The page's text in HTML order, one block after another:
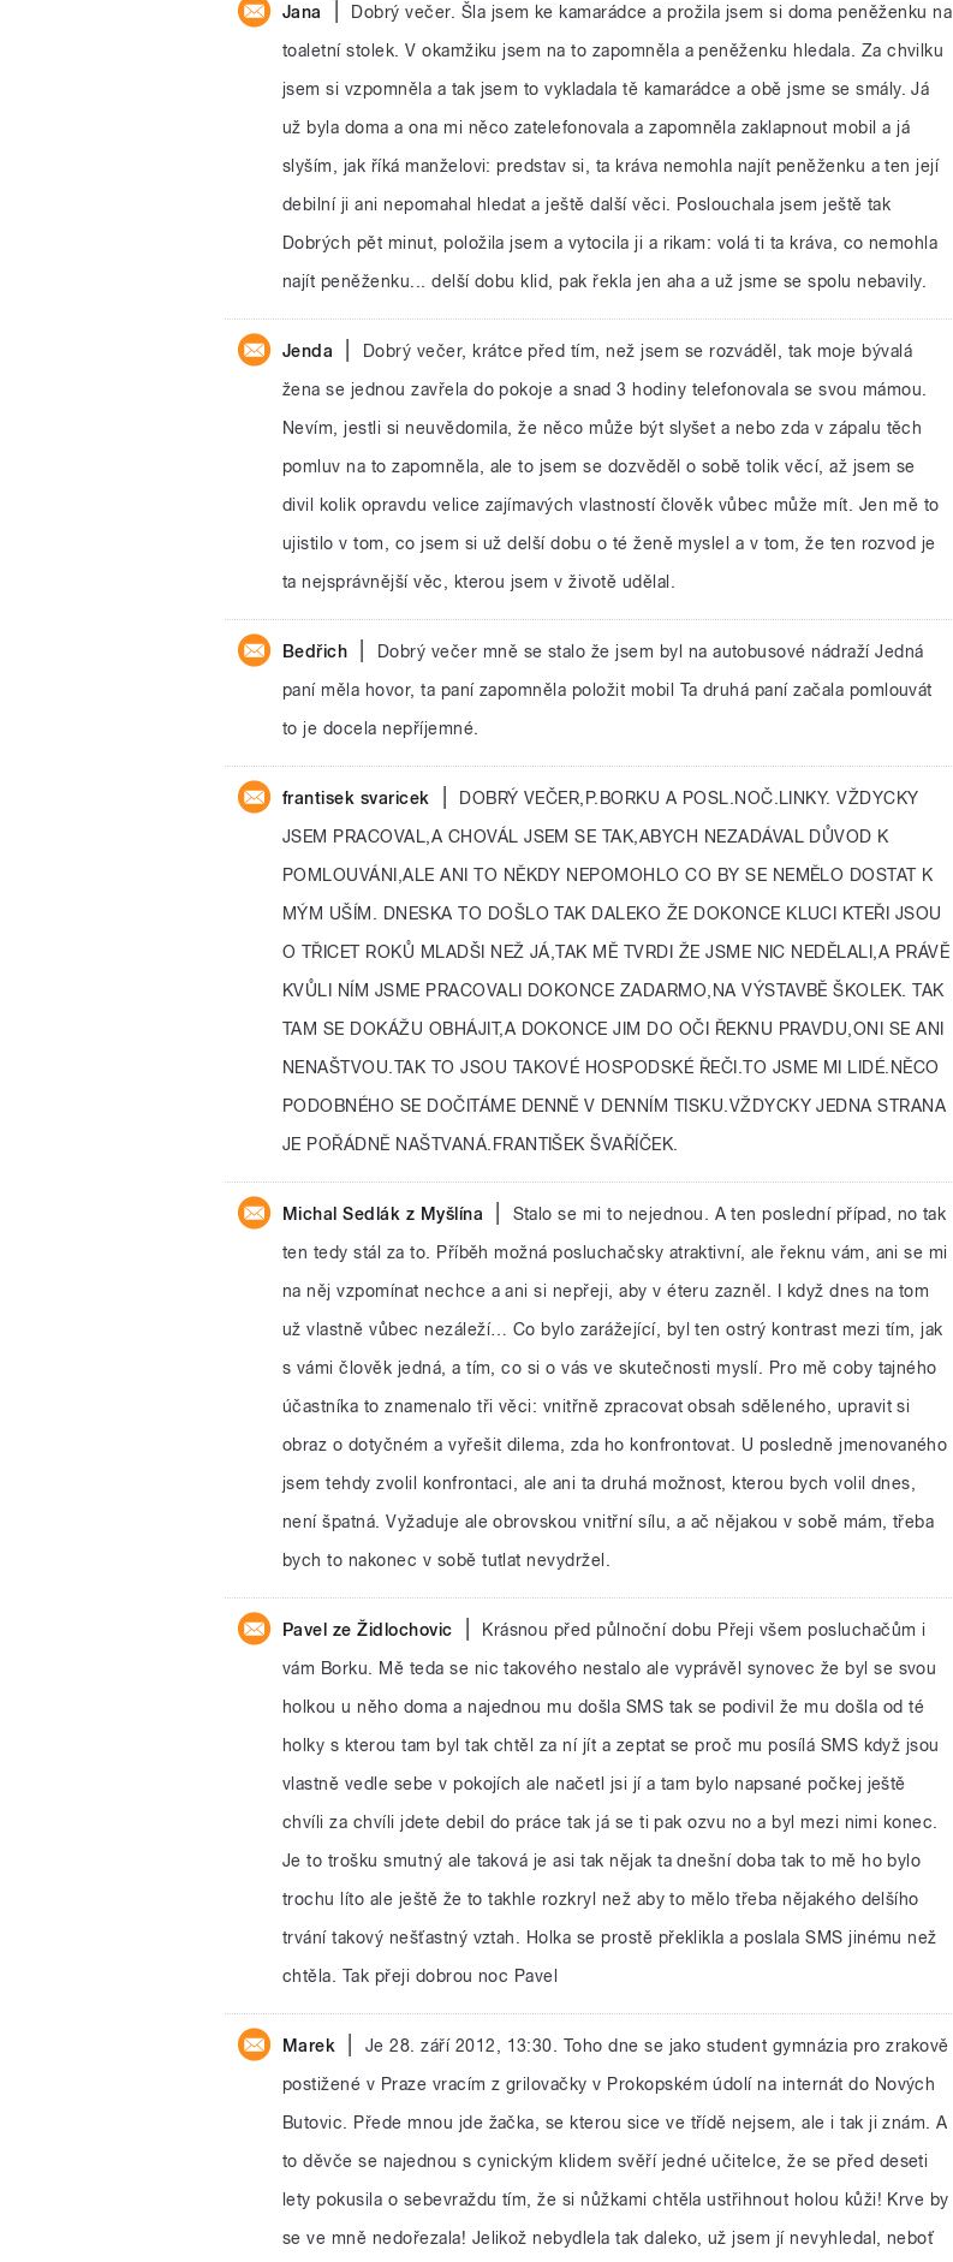
Jana
Dobrý večer. Šla jsem ke kamarádce a prožila jsem si doma peněženku na
toaletní stolek. V okamžiku jsem na to zapomněla a peněženku hledala. Za chvilku
jsem si vzpomněla a tak jsem to vykladala tě kamarádce a obě jsme se smály. Já
už byla doma a ona mi něco zatelefonovala a zapomněla zaklapnout mobil a já
slyším, jak říká manželovi: predstav si, ta kráva nemohla najít peněženku a ten její
debilní ji ani nepomahal hledat a ještě další věci. Poslouchala jsem ještě tak
Dobrých pět minut, položila jsem a vytocila ji a rikam: volá ti ta kráva, co nemohla
najít peněženku... delší dobu klid, pak řekla jen aha a už jsme se spolu nebavily.
Jenda
Dobrý večer, krátce před tím, než jsem se rozváděl, tak moje bývalá
žena se jednou zavřela do pokoje a snad 3 hodiny telefonovala se svou mámou.
Nevím, jestli si neuvědomila, že něco může být slyšet a nebo zda v zápalu těch
pomluv na to zapomněla, ale to jsem se dozvěděl o sobě tolik věcí, až jsem se
divil kolik opravdu velice zajímavých vlastností člověk vůbec může mít. Jen mě to
ujistilo v tom, co jsem si už delší dobu o té ženě myslel a v tom, že ten rozvod je
ta nejsprávnější věc, kterou jsem v životě udělal.
Bedřich
Dobrý večer mně se stalo že jsem byl na autobusové nádraží Jedná
paní měla hovor, ta paní zapomněla položit mobil Ta druhá paní začala pomlouvát
to je docela nepříjemné.
frantisek svaricek
DOBRÝ VEČER,P.BORKU A POSL.NOČ.LINKY. VŽDYCKY
JSEM PRACOVAL,A CHOVÁL JSEM SE TAK,ABYCH NEZADÁVAL DŮVOD K
POMLOUVÁNI,ALE ANI TO NĚKDY NEPOMOHLO CO BY SE NEMĚLO DOSTAT K
MÝM UŠÍM. DNESKA TO DOŠLO TAK DALEKO ŽE DOKONCE KLUCI KTEŘI JSOU
O TŘICET ROKŮ MLADŠI NEŽ JÁ,TAK MĚ TVRDI ŽE JSME NIC NEDĚLALI,A PRÁVĚ
KVŮLI NÍM JSME PRACOVALI DOKONCE ZADARMO,NA VÝSTAVBĚ ŠKOLEK. TAK
TAM SE DOKÁŽU OBHÁJIT,A DOKONCE JIM DO OČI ŘEKNU PRAVDU,ONI SE ANI
NENAŠTVOU.TAK TO JSOU TAKOVÉ HOSPODSKÉ ŘEČI.TO JSME MI LIDÉ.NĚCO
PODOBNÉHO SE DOČITÁME DENNĚ V DENNÍM TISKU.VŽDYCKY JEDNA STRANA
JE POŘÁDNĚ NAŠTVANÁ.FRANTIŠEK ŠVAŘÍČEK.
Michal Sedlák z Myšlína
Stalo se mi to nejednou. A ten poslední případ, no tak
ten tedy stál za to. Příběh možná posluchačsky atraktivní, ale řeknu vám, ani se mi
na něj vzpomínat nechce a ani si nepřeji, aby v éteru zazněl. I když dnes na tom
už vlastně vůbec nezáleží… Co bylo zarážející, byl ten ostrý kontrast mezi tím, jak
s vámi člověk jedná, a tím, co si o vás ve skutečnosti myslí. Pro mě coby tajného
účastníka to znamenalo tři věci: vnitřně zpracovat obsah sděleného, upravit si
obraz o dotyčném a vyřešit dilema, zda ho konfrontovat. U posledně jmenovaného
jsem tehdy zvolil konfrontaci, ale ani ta druhá možnost, kterou bych volil dnes,
není špatná. Vyžaduje ale obrovskou vnitřní sílu, a ač nějakou v sobě mám, třeba
bych to nakonec v sobě tutlat nevydržel.
Pavel ze Židlochovic
Krásnou před půlnoční dobu Přeji všem posluchačům i
vám Borku. Mě teda se nic takového nestalo ale vyprávěl synovec že byl se svou
holkou u něho doma a najednou mu došla SMS tak se podivil že mu došla od té
holky s kterou tam byl tak chtěl za ní jít a zeptat se proč mu posílá SMS když jsou
vlastně vedle sebe v pokojích ale načetl jsi jí a tam bylo napsané počkej ještě
chvíli za chvíli jdete debil do práce tak já se ti pak ozvu no a byl mezi nimi konec.
Je to trošku smutný ale taková je asi tak nějak ta dnešní doba tak to mě ho bylo
trochu líto ale ještě že to takhle rozkryl než aby to mělo třeba nějakého delšího
trvání takový nešťastný vztah. Holka se prostě překlikla a poslala SMS jinému než
chtěla. Tak přeji dobrou noc Pavel
Marek
Je 28. září 2012, 13:30. Toho dne se jako student gymnázia pro zrakově
postižené v Praze vracím z grilovačky v Prokopském údolí na internát do Nových
Butovic. Přede mnou jde žačka, se kterou sice ve třídě nejsem, ale i tak ji znám. A
to děvče se najednou s cynickým klidem svěří jedné učitelce, že se před deseti
lety pokusila o sebevraždu tím, že si nůžkami chtěla ustřihnout holou kůži! Krve by
se ve mně nedořezala! Jelikož nebydlela tak daleko, už jsem jí nevyhledal, neboť